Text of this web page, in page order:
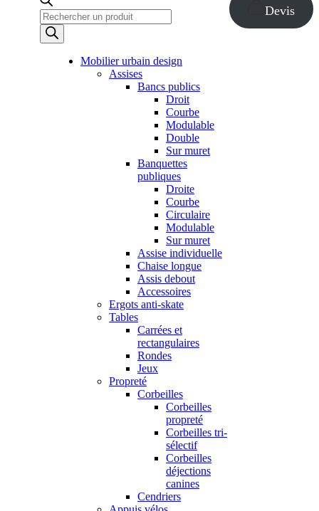
Recherche
de
produits
Devis
Mobilier urbain design
Assises
Bancs publics
Droit
Courbe
Modulable
Double
Sur muret
Banquettes
publiques
Droite
Courbe
Circulaire
Modulable
Sur muret
Assise individuelle
Chaise longue
Assis debout
Accessoires
Ergots anti-skate
Tables
Carrées et
rectangulaires
Rondes
Jeux
Propreté
Corbeilles
Corbeilles
propreté
Corbeilles tri-
sélectif
Corbeilles
déjections
canines
Cendriers